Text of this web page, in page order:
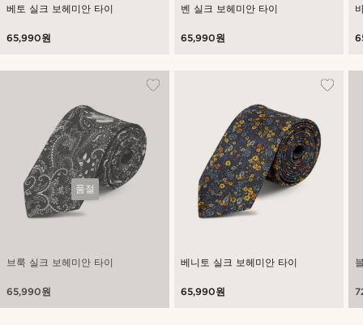
베토 실크 보헤미안 타이
65,990원
벤 실크 보헤미안 타이
65,990원
품절
브룩 실크 보헤미안 타이
65,990원
베니토 실크 보헤미안 타이
65,990원